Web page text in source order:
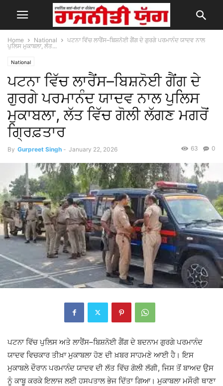
Home National
ਪਟਨਾ ਵਿੱਚ ਲਾਰੈਂਸ–ਬਿਸ਼ਨੋਈ ਗੈਂਗ ਦੇ ਗੁਰਗੇ ਪਰਮਾਨੰਦ ਯਾਦਵ ਨਾਲ
ਪੁਲਿਸ ਮੁਕਾਬਲਾ, ਲੱਤ...
National
ਪਟਨਾ ਵਿੱਚ ਲਾਰੈਂਸ–ਬਿਸ਼ਨੋਈ ਗੈਂਗ ਦੇ
ਗੁਰਗੇ ਪਰਮਾਨੰਦ ਯਾਦਵ ਨਾਲ ਪੁਲਿਸ
ਮੁਕਾਬਲਾ, ਲੱਤ ਵਿੱਚ ਗੋਲੀ ਲੱਗਣ ਮਗਰੋਂ
ਗ੍ਰਿਫ਼ਤਾਰ
By Gurpreet Singh - January 22, 2026 0
63
ਪਟਨਾ ਵਿੱਚ ਪੁਲਿਸ ਅਤੇ ਲਾਰੈਂਸ–ਬਿਸ਼ਨੋਈ ਗੈਂਗ ਦੇ ਬਦਨਾਮ ਗੁਰਗੇ ਪਰਮਾਨੰਦ
ਯਾਦਵ ਵਿਚਕਾਰ ਤੀਖ਼ਾ ਮੁਕਾਬਲਾ ਹੋਣ ਦੀ ਖ਼ਬਰ ਸਾਹਮਣੇ ਆਈ ਹੈ। ਇਸ
ਮੁਕਾਬਲੇ ਦੌਰਾਨ ਪਰਮਾਨੰਦ ਯਾਦਵ ਦੀ ਲੱਤ ਵਿੱਚ ਗੋਲੀ ਲੱਗੀ, ਜਿਸ ਤੋਂ ਬਾਅਦ ਉਸ
ਨੂੰ ਕਾਬੂ ਕਰਕੇ ਇਲਾਜ ਲਈ ਹਸਪਤਾਲ ਭੇਜ ਦਿੱਤਾ ਗਿਆ। ਮੁਕਾਬਲਾ ਮਸੌਰੀ ਥਾਣਾ